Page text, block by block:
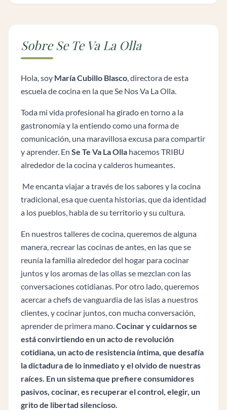
Sobre Se Te Va La Olla
Hola, soy María Cubillo Blasco, directora de esta
escuela de cocina en la que Se Nos Va La Olla.
Toda mi vida profesional ha girado en torno a la
gastronomía y la entiendo como una forma de
comunicación, una maravillosa excusa para compartir
y aprender. En Se Te Va La Olla hacemos TRIBU
alrededor de la cocina y calderos humeantes.
Me encanta viajar a través de los sabores y la cocina
tradicional, esa que cuenta historias, que da identidad
a los pueblos, habla de su territorio y su cultura.
En nuestros talleres de cocina, queremos de alguna
manera, recrear las cocinas de antes, en las que se
reunía la familia alrededor del hogar para cocinar
juntos y los aromas de las ollas se mezclan con las
conversaciones cotidianas. Por otro lado, queremos
acercar a chefs de vanguardia de las islas a nuestros
clientes, y cocinar juntos, con mucha conversación,
aprender de primera mano.Cocinar y cuidarnos se
está convirtiendo en un acto de revolución
cotidiana, un acto de resistencia íntima, que desafía
la dictadura de lo inmediato y el olvido de nuestras
raíces. En un sistema que prefiere consumidores
pasivos, cocinar, es recuperar el control, elegir, un
grito de libertad silencioso.